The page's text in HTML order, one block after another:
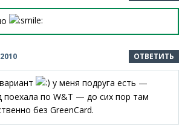
ОТВЕТИТЬ
у меня подруга есть —
поехала по W&T — до сих пор там
без GreenCard.